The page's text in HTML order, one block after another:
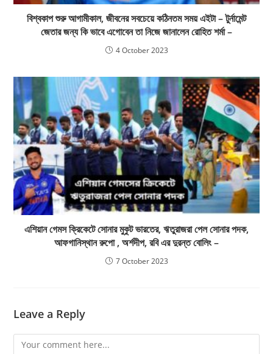
বিশ্বকাপ শুরু আগামীকাল, জীবনের সবচেয়ে কঠিনতম সময় এইটা – টুর্নামেন্ট
জেতার জন্য কি ভাবে এগোবেন তা নিজে জানালেন রোহিত শর্মা –
4 October 2023
এশিয়ান গেমস ক্রিকেটে সোনার মুকুট ভারতের, ঋতুরাজরা পেল সোনার পদক,
আফগানিস্থান রুপো , অর্শদীপ, রবি এর দুরন্ত বোলিং –
7 October 2023
Leave a Reply
Comment